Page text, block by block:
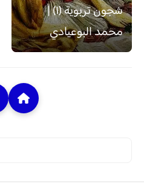
شجون تربوية (١) |
محمد البوعيادي